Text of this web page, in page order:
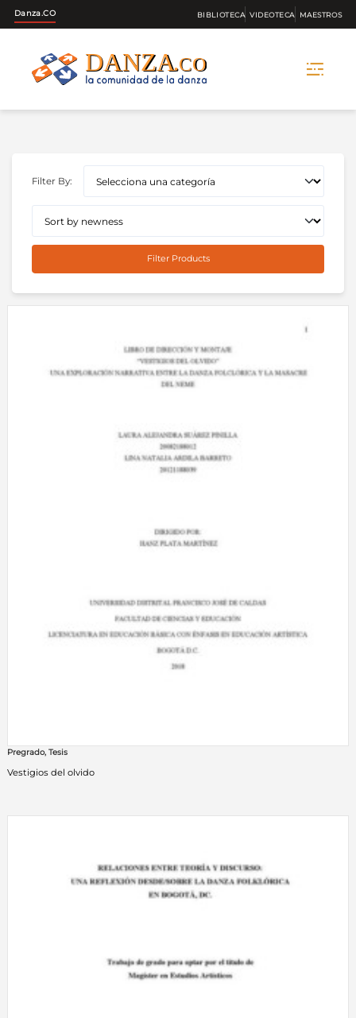
Danza.CO BIBLIOTECA VIDEOTECA MAESTROS
Filter By:
Filter Products
Pregrado, Tesis
Vestigios del olvido